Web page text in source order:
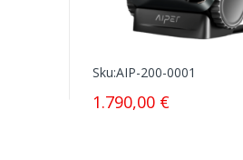
Sku:AIP-200-0001
1.790,00 €